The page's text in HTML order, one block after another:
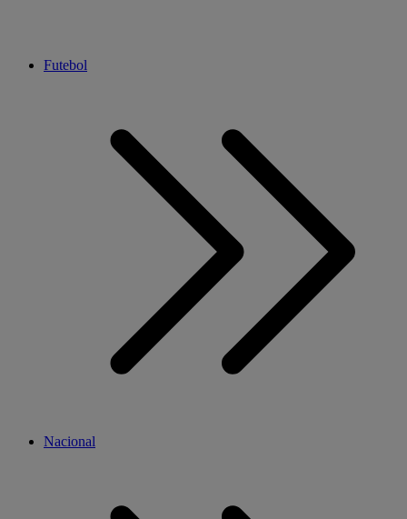
Futebol
Nacional